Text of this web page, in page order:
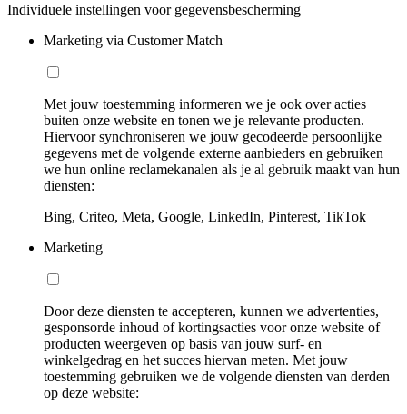
Individuele instellingen voor gegevensbescherming
Marketing via Customer Match
Met jouw toestemming informeren we je ook over acties
buiten onze website en tonen we je relevante producten.
Hiervoor synchroniseren we jouw gecodeerde persoonlijke
gegevens met de volgende externe aanbieders en gebruiken
we hun online reclamekanalen als je al gebruik maakt van hun
diensten:
Bing, Criteo, Meta, Google, LinkedIn, Pinterest, TikTok
Marketing
Door deze diensten te accepteren, kunnen we advertenties,
gesponsorde inhoud of kortingsacties voor onze website of
producten weergeven op basis van jouw surf- en
winkelgedrag en het succes hiervan meten. Met jouw
toestemming gebruiken we de volgende diensten van derden
op deze website: